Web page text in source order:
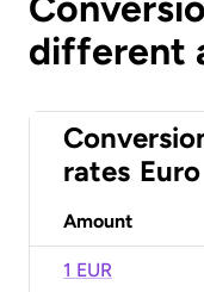
different
rates Euro
Amount
1 EUR